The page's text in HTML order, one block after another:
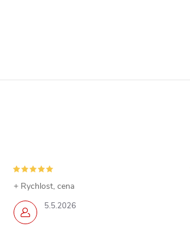
5.5.2026
+ Rychlost, cena